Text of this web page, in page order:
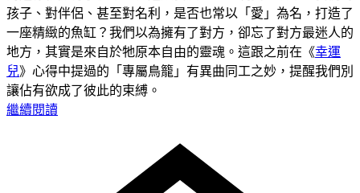
孩子、對伴侶、甚至對名利，是否也常以「愛」為名，打造了
一座精緻的魚缸？我們以為擁有了對方，卻忘了對方最迷人的
地方，其實是來自於牠原本自由的靈魂。這跟之前在《幸運
兒》心得中提過的「專屬鳥籠」有異曲同工之妙，提醒我們別
讓佔有欲成了彼此的束縛。
繼續閱讀